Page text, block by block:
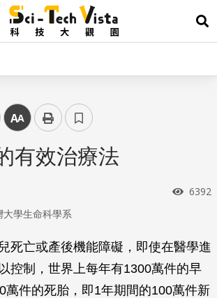
展
中
有效治療法
瀏覽
6392
大學生命科學系
死亡或產後機能障礙，即使在醫學進
控制，世界上每年有1300萬件的早
萬件的死胎，即1年期間的100萬件新